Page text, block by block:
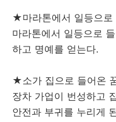
★마라톤에서 일등으로
마라톤에서 일등으로
하고 명예를 얻는다.
★소가 집으로 들어온
장차 가업이 번성하고
안전과 부귀를 누리게